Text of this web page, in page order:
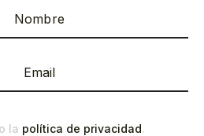
la política de privacidad.